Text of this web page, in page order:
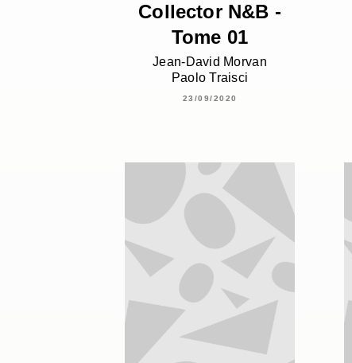
Collector N&B -
Tome 01
Jean-David Morvan
Paolo Traisci
23/09/2020